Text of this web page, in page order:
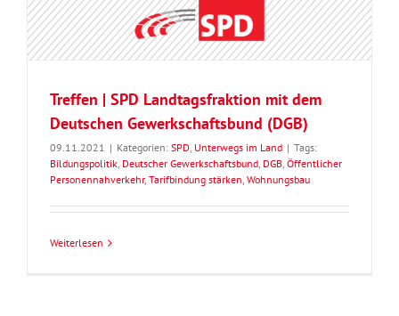
Treffen | SPD Landtagsfraktion mit dem
Deutschen Gewerkschaftsbund (DGB)
09.11.2021 | Kategorien: SPD, Unterwegs im Land | Tags:
Bildungspolitik, Deutscher Gewerkschaftsbund, DGB, Öffentlicher
Personennahverkehr, Tarifbindung stärken, Wohnungsbau
Weiterlesen